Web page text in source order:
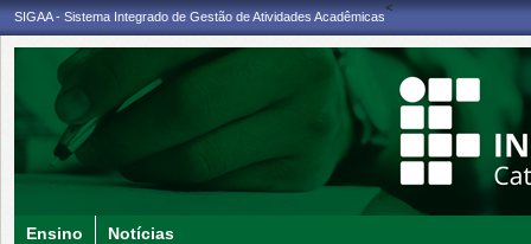
SIGAA - Sistema Integrado de Gestão de Atividades Acadêmicas
<
Ensino Notícias